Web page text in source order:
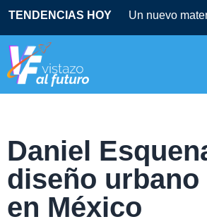
TENDENCIAS HOY Un nuevo
Daniel
diseño
en México